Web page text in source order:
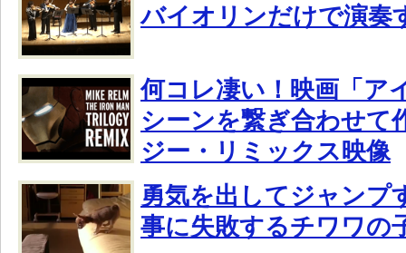
バイオリンだけで演奏
何コレ凄い！映画「ア
シーンを繋ぎ合わせて
ジー・リミックス映像
勇気を出してジャンプ
事に失敗するチワワの